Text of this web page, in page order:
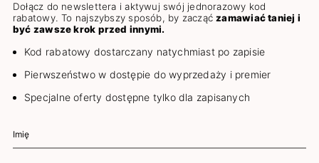
Dołącz do newslettera i aktywuj swój jednorazowy kod
rabatowy. To najszybszy sposób, by zacząćzamawiać taniej i
być zawsze krok przed innymi.
Kod rabatowy dostarczany natychmiast po zapisie
Pierwszeństwo w dostępie do wyprzedaży i premier
Specjalne oferty dostępne tylko dla zapisanych